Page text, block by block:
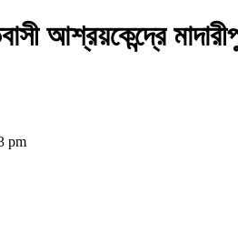
আশ্রয়কেন্দ্রে
pm